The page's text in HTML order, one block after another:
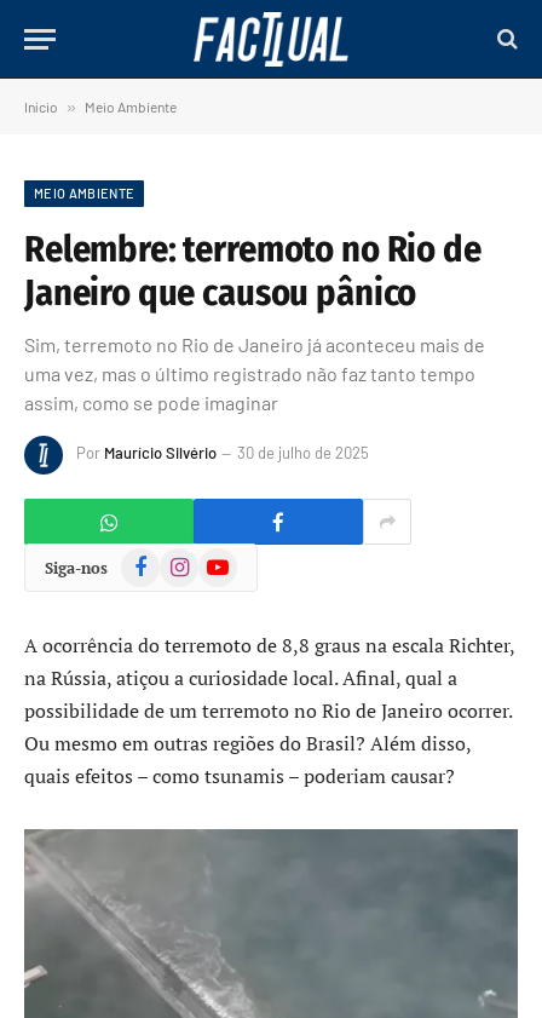
Início » Meio Ambiente
MEIO AMBIENTE
Relembre: terremoto no Rio de
Janeiro que causou pânico
Sim, terremoto no Rio de Janeiro já aconteceu mais de
uma vez, mas o último registrado não faz tanto tempo
assim, como se pode imaginar
Por Maurício Silvério 30 de julho de 2025
Siga-nos FacebookInstagramYouTube
A ocorrência do terremoto de 8,8 graus na escala Richter,
na Rússia, atiçou a curiosidade local. Afinal, qual a
possibilidade de um terremoto no Rio de Janeiro ocorrer.
Ou mesmo em outras regiões do Brasil? Além disso,
quais efeitos – como tsunamis – poderiam causar?